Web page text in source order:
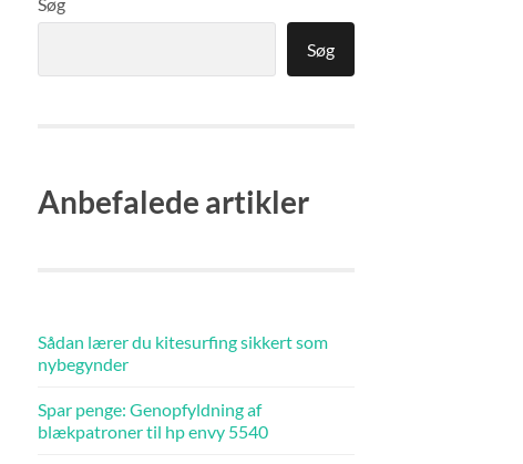
Søg
Anbefalede artikler
Sådan lærer du kitesurfing sikkert som
nybegynder
Spar penge: Genopfyldning af
blækpatroner til hp envy 5540